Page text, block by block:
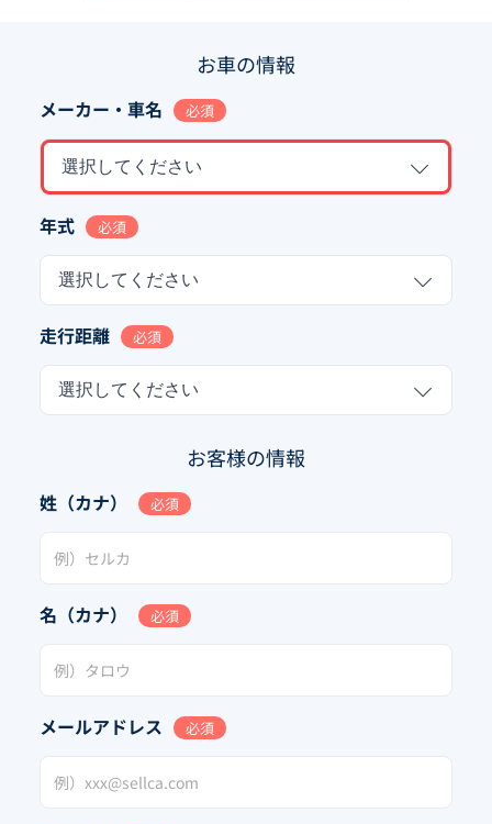
お車の情報
メーカー・車名 必須
選択してください
年式 必須
選択してください
走行距離 必須
選択してください
お客様の情報
姓（カナ） 必須
名（カナ） 必須
メールアドレス 必須